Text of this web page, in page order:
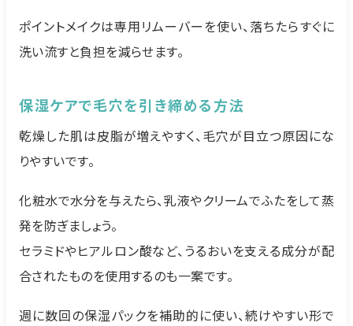
ポイントメイクは専用リムーバーを使い、落ちたらすぐに
洗い流すと負担を減らせます。
保湿ケアで毛穴を引き締める方法
乾燥した肌は皮脂が増えやすく、毛穴が目立つ原因にな
りやすいです。
化粧水で水分を与えたら、乳液やクリームでふたをして蒸
発を防ぎましょう。
セラミドやヒアルロン酸など、うるおいを支える成分が配
合されたものを使用するのも一案です。
週に数回の保湿パックを補助的に使い、続けやすい形で